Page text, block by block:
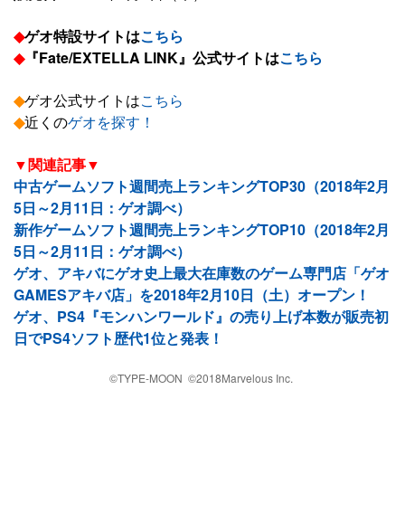
◆ゲオ特設サイトはこちら
◆『Fate/EXTELLA LINK』公式サイトはこちら
◆ゲオ公式サイトはこちら
◆近くのゲオを探す！
▼関連記事▼
中古ゲームソフト週間売上ランキングTOP30（2018年2月
5日～2月11日：ゲオ調べ）
新作ゲームソフト週間売上ランキングTOP10（2018年2月
5日～2月11日：ゲオ調べ）
ゲオ、アキバにゲオ史上最大在庫数のゲーム専門店「ゲオ
GAMESアキバ店」を2018年2月10日（土）オープン！
ゲオ、PS4『モンハンワールド』の売り上げ本数が販売初
日でPS4ソフト歴代1位と発表！
©TYPE-MOON ©2018Marvelous Inc.